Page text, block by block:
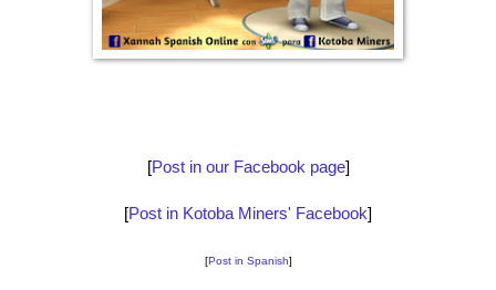
[Post in our Facebook page]
[Post in Kotoba Miners' Facebook]
[Post in Spanish]